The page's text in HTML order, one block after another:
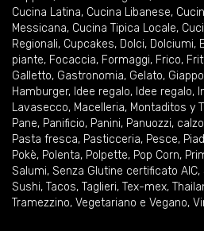
Cucina Latina, Cucina Libanese,
Messicana, Cucina Tipica Locale,
Regionali, Cupcakes, Dolci, Dolciumi,
piante, Focaccia, Formaggi, Frico,
Galletto, Gastronomia, Gelato,
Hamburger, Idee regalo, Idee regalo,
Lavasecco, Macelleria, Montaditos y
Pane, Panificio, Panini, Panuozzi,
Pasta fresca, Pasticceria, Pesce,
Pokè, Polenta, Polpette, Pop Corn,
Salumi, Senza Glutine certificato AIC,
Sushi, Tacos, Taglieri, Tex-mex,
Tramezzino, Vegetariano e Vegano,